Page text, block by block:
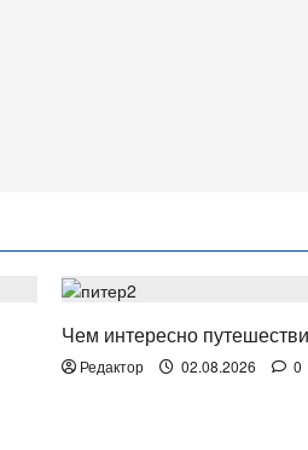
ОТДЫХ. ПУТЕШЕСТВИЯ.
Чем интересно
Редактор 02.08.2026 0